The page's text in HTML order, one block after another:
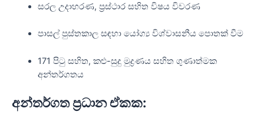
සරල උදාහරණ, ප්‍රස්ථාර සහිත විෂය විවරණ
පාසල් පුස්තකාල සඳහා යෝග්‍ය විශ්වාසනීය පොතක් වීම
171 පිටු සහිත, කළු-සුදු මුද්‍රණය සහිත ගුණාත්මක
අන්තර්ගතය
අන්තර්ගත ප්‍රධාන ඒකක: